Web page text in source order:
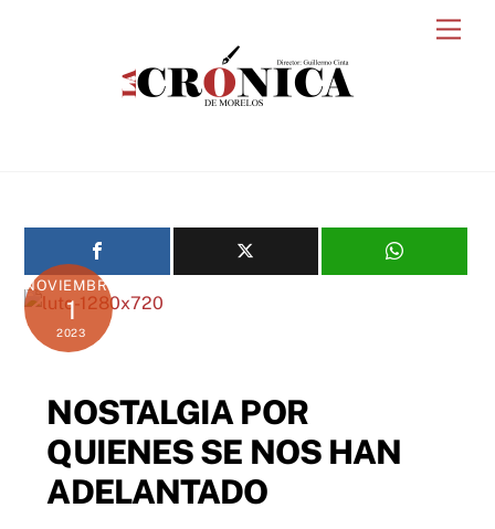
NOVIEMBRE
1
2023
NOSTALGIA POR
QUIENES SE NOS HAN
ADELANTADO